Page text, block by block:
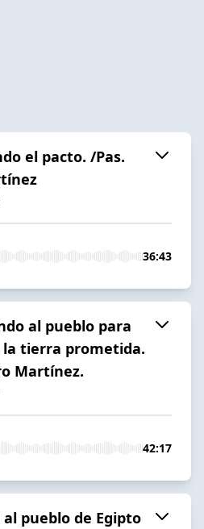
el pacto. /Pas.
36:43
al pueblo para
tierra prometida.
Martínez.
42:17
pueblo de Egipto